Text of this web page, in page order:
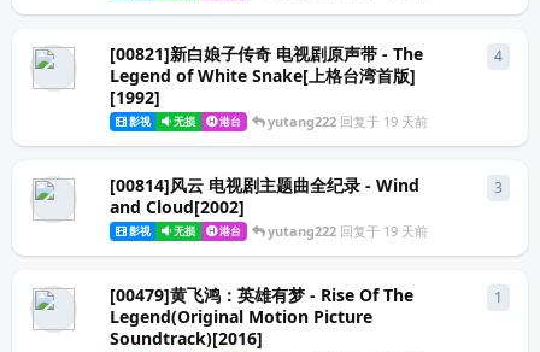
[00821]新白娘子传奇 电视剧原声带 - The
Legend of White Snake[上格台湾首版]
[1992]
影视 无损 港台 yutang222 回复于 19 天前
4
[00814]风云 电视剧主题曲全纪录 - Wind
and Cloud[2002]
影视 无损 港台 yutang222 回复于 19 天前
3
[00479]黄飞鸿：英雄有梦 - Rise Of The
Legend(Original Motion Picture
Soundtrack)[2016]
1